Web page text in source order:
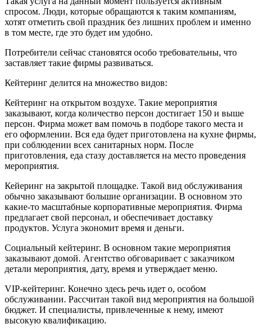
спросом. Люди, которые обращаются к таким компаниям,
хотят отметить свой праздник без лишних проблем и именно
в том месте, где это будет им удобно.
Потребители сейчас становятся особо требовательны, что
заставляет такие фирмы развиваться.
Кейтеринг делится на множество видов:
Кейтеринг на открытом воздухе. Такие мероприятия
заказывают, когда количество персон достигает 150 и выше
персон. Фирма может вам помочь в подборе такого места и
его оформлении. Вся еда будет приготовлена на кухне фирмы,
при соблюдении всех санитарных норм. После
приготовления, еда стазу доставляется на место проведения
мероприятия.
Кейеринг на закрытой площадке. Такой вид обслуживания
обычно заказывают большие организации. В основном это
какие-то масштабные корпоративные мероприятия. Фирма
предлагает свой персонал, и обеспечивает доставку
продуктов. Услуга экономит время и деньги.
Социальный кейтеринг. В основном такие мероприятия
заказывают домой. Агентство обговаривает с заказчиком
детали мероприятия, дату, время и утверждает меню.
VIP-кейтеринг. Конечно здесь речь идет о, особом
обслуживании. Рассчитан такой вид мероприятия на большой
бюджет. И специалисты, привлеченные к нему, имеют
высокую квалификацию.